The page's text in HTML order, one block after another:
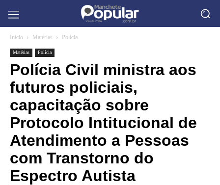
Início Matérias Polícia
Matérias Polícia
Polícia Civil ministra aos
futuros policiais,
capacitação sobre
Protocolo Intitucional de
Atendimento a Pessoas
com Transtorno do
Espectro Autista